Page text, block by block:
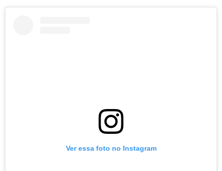
Ver essa foto no Instagram